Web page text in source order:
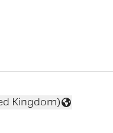
Kingdom)